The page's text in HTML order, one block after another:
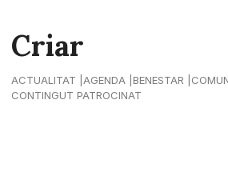
Criar
ACTUALITAT AGENDA BENESTAR
CONTINGUT PATROCINAT